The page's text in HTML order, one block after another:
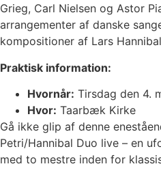
Grieg, Carl Nielsen og Astor
arrangementer af danske
kompositioner af Lars
Praktisk information:
Hvornår: Tirsdag den 4.
Hvor: Taarbæk Kirke
Gå ikke glip af denne
Petri/Hannibal Duo live – en
med to mestre inden for